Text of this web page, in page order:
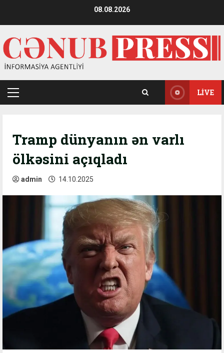
08.08.2026
Primary
LIVE
Tramp dünyanın ən varlı
ölkəsini açıqladı
admin 14.10.2025